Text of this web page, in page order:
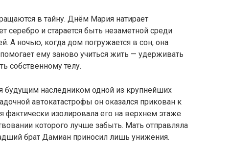
в тайну. Днём Мария натирает
серебро и старается быть незаметной среди
А ночью, когда дом погружается в сон, она
ему заново учиться жить — удерживать
собственному телу.
будущим наследником одной из крупнейших
автокатастрофы он оказался прикован к
фактически изолировала его на верхнем этаже
которого лучше забыть. Мать отправляла
брат Дамиан приносил лишь унижения.